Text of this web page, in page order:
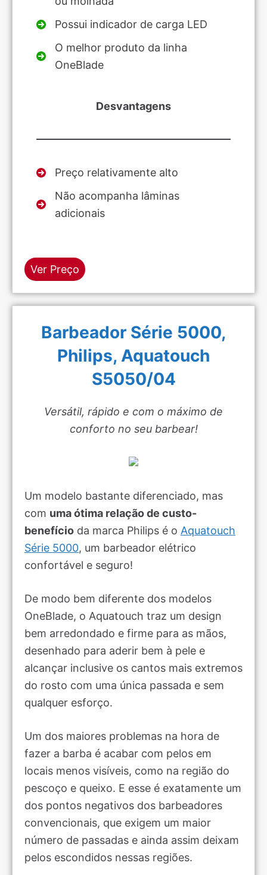
Possui indicador de carga LED
O melhor produto da linha
OneBlade
Desvantagens
Preço relativamente alto
Não acompanha lâminas
adicionais
Ver Preço
Barbeador Série 5000,
Philips, Aquatouch
S5050/04
Versátil, rápido e com o máximo de
conforto no seu barbear!
Um modelo bastante diferenciado, mas
com uma ótima relação de custo-
benefício da marca Philips é o Aquatouch
Série 5000, um barbeador elétrico
confortável e seguro!
De modo bem diferente dos modelos
OneBlade, o Aquatouch traz um design
bem arredondado e firme para as mãos,
desenhado para aderir bem à pele e
alcançar inclusive os cantos mais extremos
do rosto com uma única passada e sem
qualquer esforço.
Um dos maiores problemas na hora de
fazer a barba é acabar com pelos em
locais menos visíveis, como na região do
pescoço e queixo. E esse é exatamente um
dos pontos negativos dos barbeadores
convencionais, que exigem um maior
número de passadas e ainda assim deixam
pelos escondidos nessas regiões.